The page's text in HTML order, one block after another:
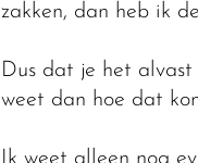
zakken, dan heb ik
Dus dat je het
weet dan hoe dat
Ik weet alleen nog